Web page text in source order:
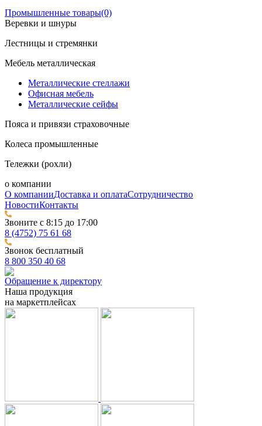
Промышленные товары(0)
Веревки и шнуры
Лестницы и стремянки
Мебель металлическая
Металлические стеллажи
Офисная мебель
Металлические сейфы
Пояса и привязи страховочные
Колеса промышленные
Тележки (рохли)
о компании
О компанииДоставка и оплатаСотрудничество
НовостиКонтакты
Звоните с 8:15 до 17:00
8 (4752) 75 61 68
Звонок бесплатный
8 800 350 40 68
Обращение к директору
Наша продукция
на маркетплейсах